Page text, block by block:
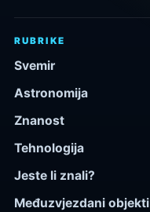
RUBRIKE
Svemir
Astronomija
Znanost
Tehnologija
Jeste li znali?
Međuzvjezdani objekti